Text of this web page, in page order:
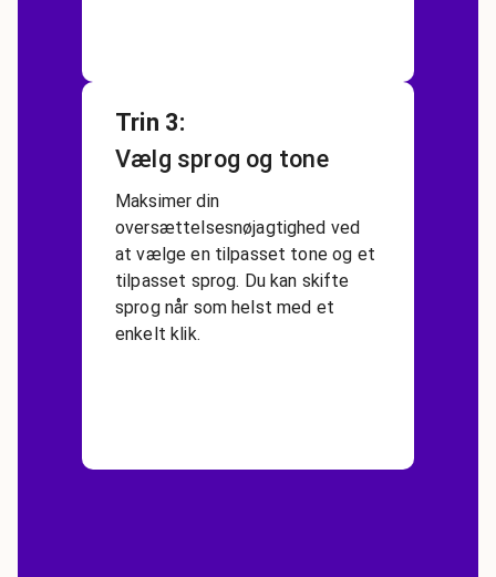
Trin 3:
Vælg sprog og tone
Maksimer din
oversættelsesnøjagtighed ved
at vælge en tilpasset tone og et
tilpasset sprog. Du kan skifte
sprog når som helst med et
enkelt klik.